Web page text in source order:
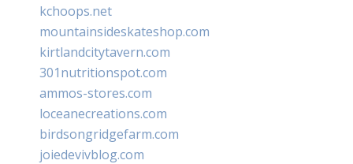
kchoops.net
mountainsideskateshop.com
kirtlandcitytavern.com
301nutritionspot.com
ammos-stores.com
loceanecreations.com
birdsongridgefarm.com
joiedevivblog.com